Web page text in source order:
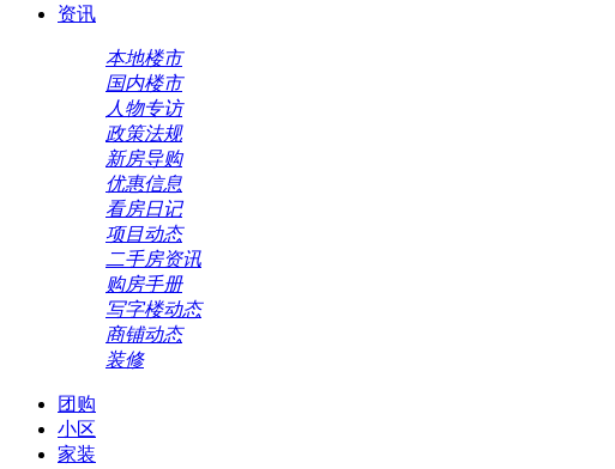
资讯
本地楼市
国内楼市
人物专访
政策法规
新房导购
优惠信息
看房日记
项目动态
二手房资讯
购房手册
写字楼动态
商铺动态
装修
团购
小区
家装